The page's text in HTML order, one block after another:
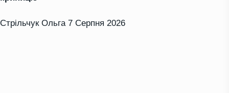
Стрільчук Ольга 7 Серпня 2026